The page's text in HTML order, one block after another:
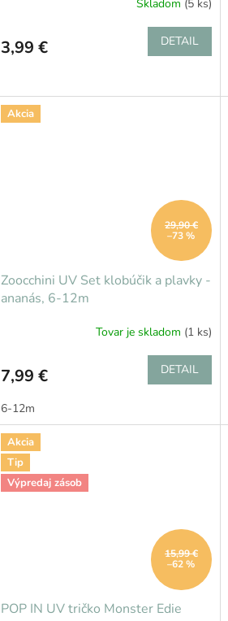
Skladom (5 ks)
3,99 € DETAIL
Akcia
29,90 €
–73 %
Zoocchini UV Set klobúčik a plavky -
ananás, 6-12m
Tovar je skladom (1 ks)
7,99 € DETAIL
6-12m
Akcia
Tip
Výpredaj zásob
15,99 €
–62 %
POP IN UV tričko Monster Edie